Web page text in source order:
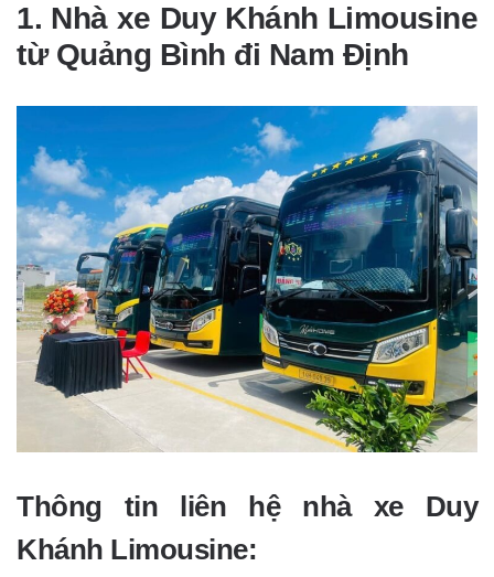
1. Nhà xe Duy Khánh Limousine
từ Quảng Bình đi Nam Định
Thông tin liên hệ nhà xe Duy
Khánh Limousine: